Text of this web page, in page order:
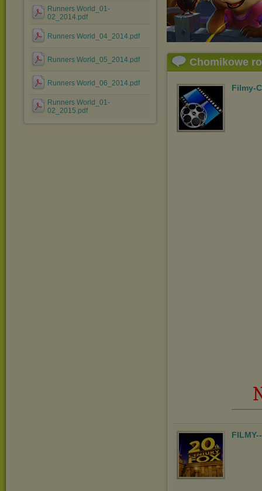
Runners World_01-
02_2014.pdf
Runners World_04_2014.pdf
Runners World_05_2014.pdf
Runners World_06_2014.pdf
Runners World_01-
02_2015.pdf
Chomikowe
Filmy-